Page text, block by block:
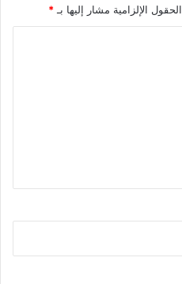
الحقول الإلزامية مشار إليها بـ*